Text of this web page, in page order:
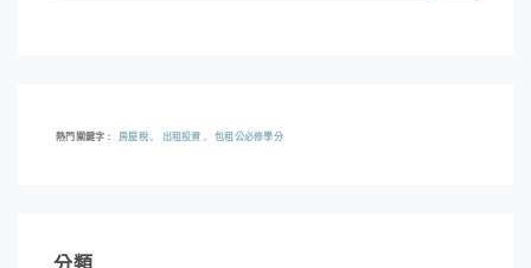
熱門關鍵字 房屋稅 出租投資 包租公必修學分